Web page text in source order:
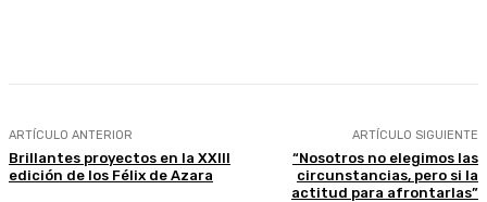
ARTÍCULO ANTERIOR
Brillantes proyectos en la XXIII
edición de los Félix de Azara
ARTÍCULO SIGUIENTE
“Nosotros no elegimos las
circunstancias, pero si la
actitud para afrontarlas”